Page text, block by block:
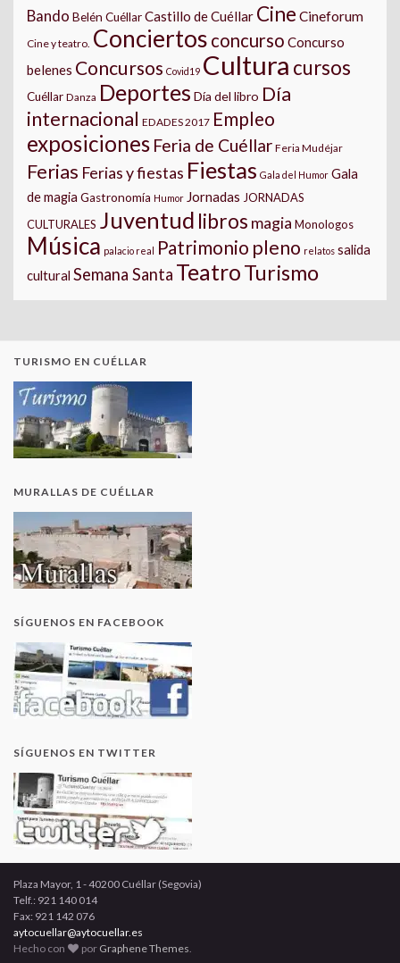
Bando Belén CuéllarCastillo de Cuéllar Cine Cineforum
Cine y teatro. Conciertos concurso Concurso
belenes Concursos Covid19 Cultura cursos
Cuéllar Danza Deportes Día del libro Día
internacional EDADES 2017 Empleo
exposiciones Feria de Cuéllar Feria Mudéjar
Ferias Ferias y fiestas Fiestas Gala del Humor Gala
de magia Gastronomía Humor Jornadas JORNADAS
CULTURALES Juventud libros magia Monologos
Música palacio real Patrimonio pleno relatos salida
cultural Semana Santa TeatroTurismo
TURISMO EN CUÉLLAR
MURALLAS DE CUÉLLAR
SÍGUENOS EN FACEBOOK
SÍGUENOS EN TWITTER
Plaza Mayor, 1 - 40200 Cuéllar (Segovia)
Telf.: 921 140 014
Fax: 921 142 076
aytocuellar@aytocuellar.es
Hecho con
por Graphene Themes